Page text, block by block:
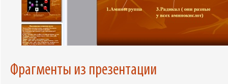
Фрагменты из презентации